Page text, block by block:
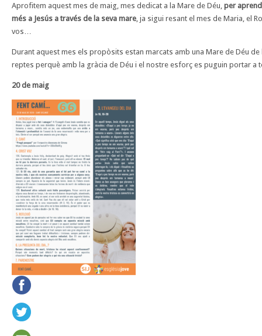
Aprofitem aquest mes de maig, mes dedicat a la Mare de Déu, per
més a Jesús a través de la seva mare , ja sigui resant el mes de Maria, el
vos…
Durant aquest mes els propòsits estan marcats amb una Mare de Déu
reptes perquè amb la gràcia de Déu i el nostre esforç es puguin portar a
20 de maig